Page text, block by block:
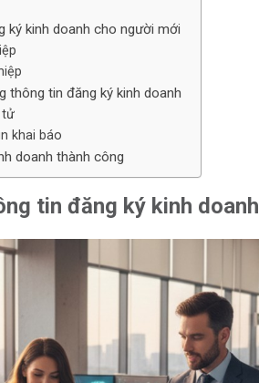
ký kinh doanh cho người mới
thông tin đăng ký kinh doanh
tử
khai báo
doanh thành công
tin đăng ký kinh doanh